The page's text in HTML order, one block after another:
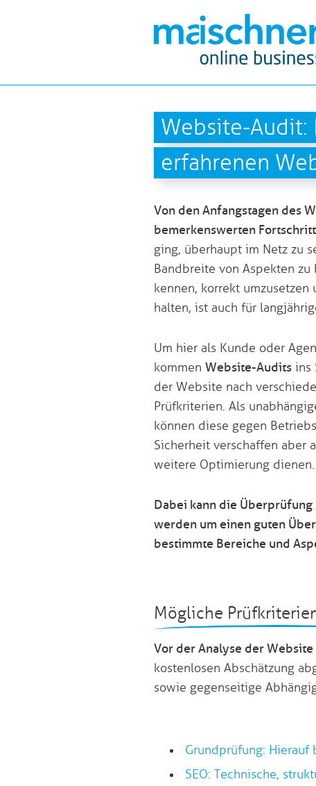
Website-Audit:
erfahrenen
Von den Anfangstagen des
bemerkenswerten
ging, überhaupt im Netz zu
Bandbreite von Aspekten
kennen, korrekt
halten, ist auch für
Um hier als Kunde oder
kommen Website-Audits ins
der Website nach
Prüfkriterien. Als
können diese gegen
Sicherheit verschaffen aber
weitere Optimierung dienen.
Dabei kann die
werden um einen guten
bestimmte Bereiche und
Mögliche
Vor der Analyse der Website
kostenlosen Abschätzung
sowie gegenseitige
Grundprüfung: Hierauf
SEO: Technische,